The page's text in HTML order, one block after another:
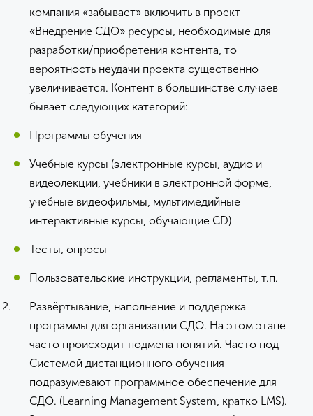
компания «забывает» включить в проект
«Внедрение СДО» ресурсы, необходимые для
разработки/приобретения контента, то
вероятность неудачи проекта существенно
увеличивается. Контент в большинстве случаев
бывает следующих категорий:
Программы обучения
Учебные курсы (электронные курсы, аудио и
видеолекции, учебники в электронной форме,
учебные видеофильмы, мультимедийные
интерактивные курсы, обучающие CD)
Тесты, опросы
Пользовательские инструкции, регламенты, т.п.
Развёртывание, наполнение и поддержка
программы для организации СДО. На этом этапе
часто происходит подмена понятий. Часто под
Системой дистанционного обучения
подразумевают программное обеспечение для
СДО. (Learning Management System, кратко LMS).